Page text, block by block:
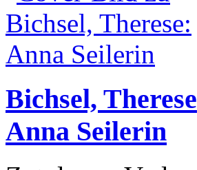
Bichsel, Therese
Anna Seilerin